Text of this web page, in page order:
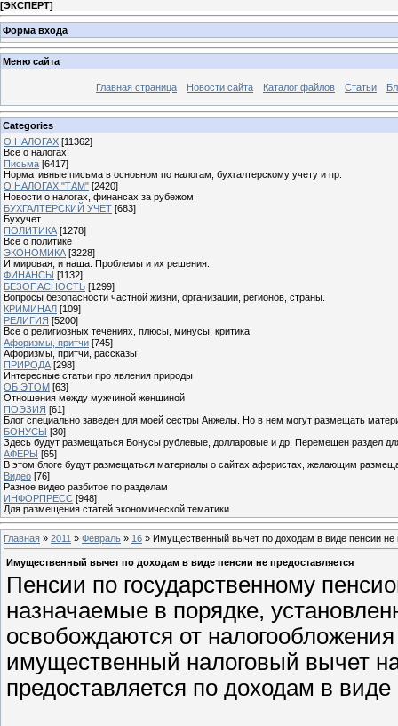
[ЭКСПЕРТ]
Форма входа
Меню сайта
Главная страница Новости сайта Каталог файлов Статьи
Categories
О НАЛОГАХ [11362]
Все о налогах.
Письма [6417]
Нормативные письма в основном по налогам, бухгалтерскому учету и пр.
О НАЛОГАХ "ТАМ" [2420]
Новости о налогах, финансах за рубежом
БУХГАЛТЕРСКИЙ УЧЕТ [683]
Бухучет
ПОЛИТИКА [1278]
Все о политике
ЭКОНОМИКА [3228]
И мировая, и наша. Проблемы и их решения.
ФИНАНСЫ [1132]
БЕЗОПАСНОСТЬ [1299]
Вопросы безопасности частной жизни, организации, регионов, страны.
КРИМИНАЛ [109]
РЕЛИГИЯ [5200]
Все о религиозных течениях, плюсы, минусы, критика.
Афоризмы, притчи [745]
Афоризмы, притчи, рассказы
ПРИРОДА [298]
Интересные статьи про явления природы
ОБ ЭТОМ [63]
Отношения между мужчиной женщиной
ПОЭЗИЯ [61]
Блог специально заведен для моей сестры Анжелы. Но в нем могут размещать
БОНУСЫ [30]
Здесь будут размещаться Бонусы рублевые, долларовые и др. Перемещен раздел
АФЕРЫ [65]
В этом блоге будут размещаться материалы о сайтах аферистах, желающим
Видео [76]
Разное видео разбитое по разделам
ИНФОРПРЕСС [948]
Для размещения статей экономической тематики
Главная » 2011 » Февраль » 16 » Имущественный вычет по доходам в виде пенсии не
Имущественный вычет по доходам в виде пенсии не предоставляется
Пенсии по государственному
назначаемые в порядке,
освобождаются от
имущественный налоговый вычет
предоставляется по доходам в